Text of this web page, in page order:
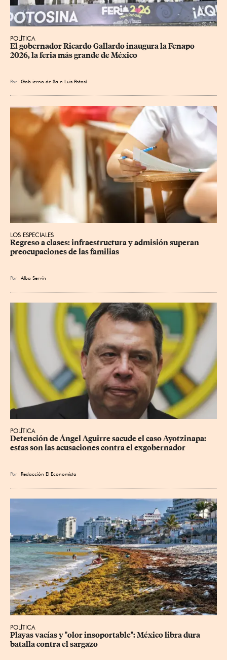
POLÍTICA
​El gobernador Ricardo Gallardo inaugura la Fenapo
2026, la feria más grande de México
Por Gob ierno de Sa n Luis Potosí
LOS ESPECIALES
Regreso a clases: infraestructura y admisión superan
preocupaciones de las familias
Por Alba Servín
POLÍTICA
Detención de Ángel Aguirre sacude el caso Ayotzinapa:
estas son las acusaciones contra el exgobernador
Por Redacción El Economista
POLÍTICA
Playas vacías y "olor insoportable": México libra dura
batalla contra el sargazo